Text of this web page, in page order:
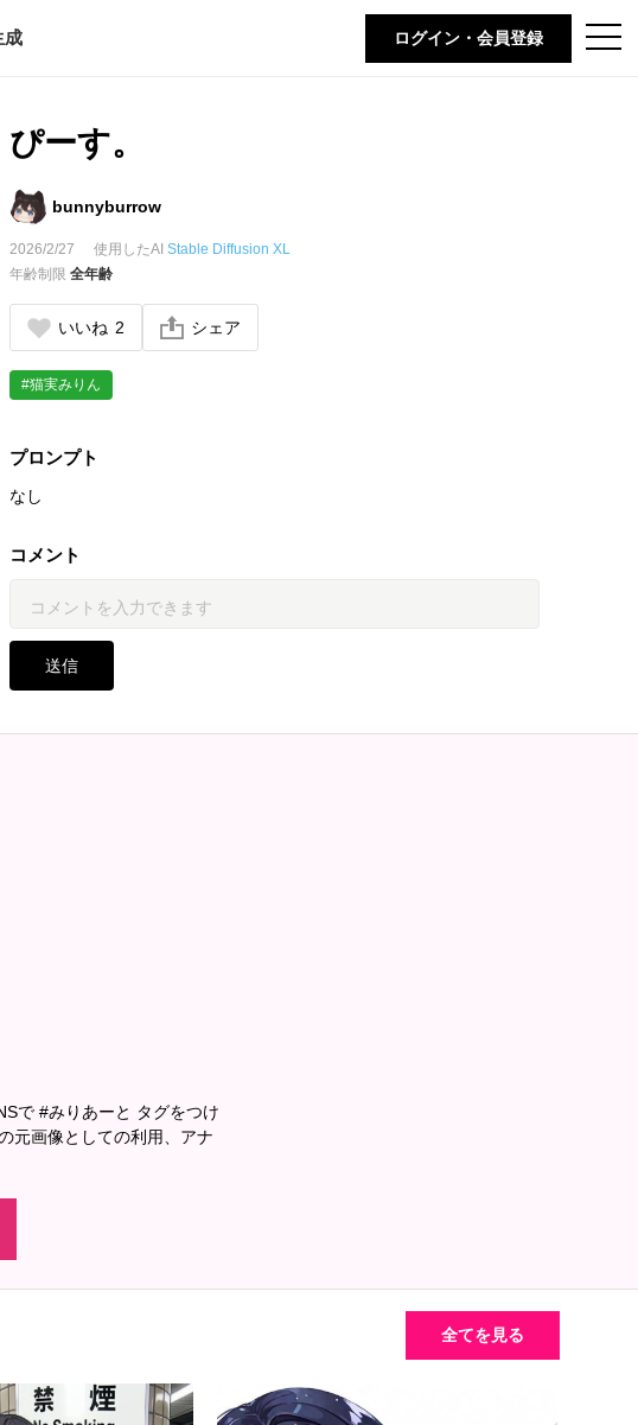
t
o
成 ログイン・会員登録
ぴーす。
bunnyburrow
2026/2/27 使用したAI Stable Diffusion XL
年齢制限 全年齢
いいね 2 シェア
#猫実みりん
プロンプト
なし
コメント
送信
#みりあーと タグをつけ
元画像としての利用、アナ
全てを見る